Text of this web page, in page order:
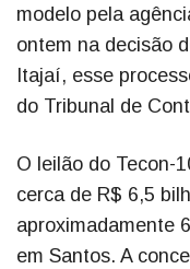
modelo pela
ontem na decisão
Itajaí, esse
do Tribunal de
O leilão do Tecon-
cerca de R$ 6,5
aproximadamente
em Santos. A